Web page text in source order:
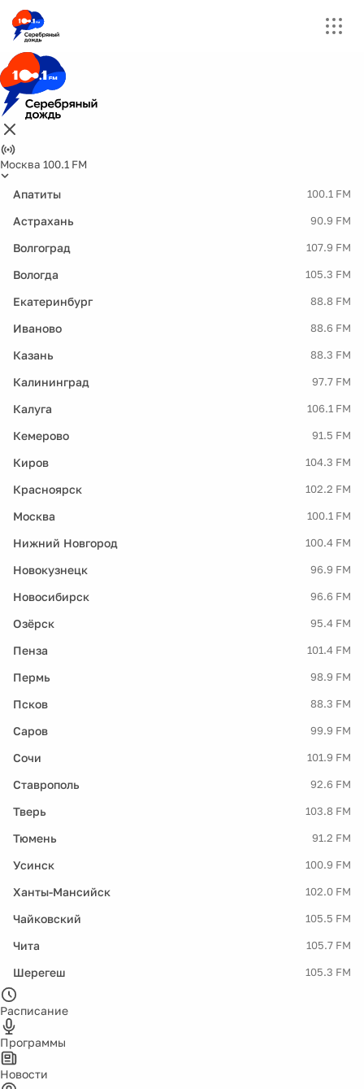
Москва 100.1 FM
Апатиты 100.1 FM
Астрахань 90.9 FM
Волгоград 107.9 FM
Вологда 105.3 FM
Екатеринбург 88.8 FM
Иваново 88.6 FM
Казань 88.3 FM
Калининград 97.7 FM
Калуга 106.1 FM
Кемерово 91.5 FM
Киров 104.3 FM
Красноярск 102.2 FM
Москва 100.1 FM
Нижний Новгород 100.4 FM
Новокузнецк 96.9 FM
Новосибирск 96.6 FM
Озёрск 95.4 FM
Пенза 101.4 FM
Пермь 98.9 FM
Псков 88.3 FM
Саров 99.9 FM
Сочи 101.9 FM
Ставрополь 92.6 FM
Тверь 103.8 FM
Тюмень 91.2 FM
Усинск 100.9 FM
Ханты-Мансийск 102.0 FM
Чайковский 105.5 FM
Чита 105.7 FM
Шерегеш 105.3 FM
Расписание
Программы
Новости